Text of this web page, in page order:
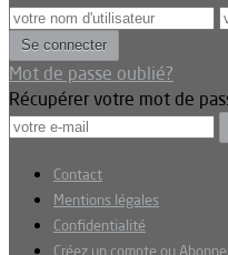
Mot de passe oublié?
Récupérer votre mot de
Contact
Mentions légales
Confidentialité
Créez un compte ou